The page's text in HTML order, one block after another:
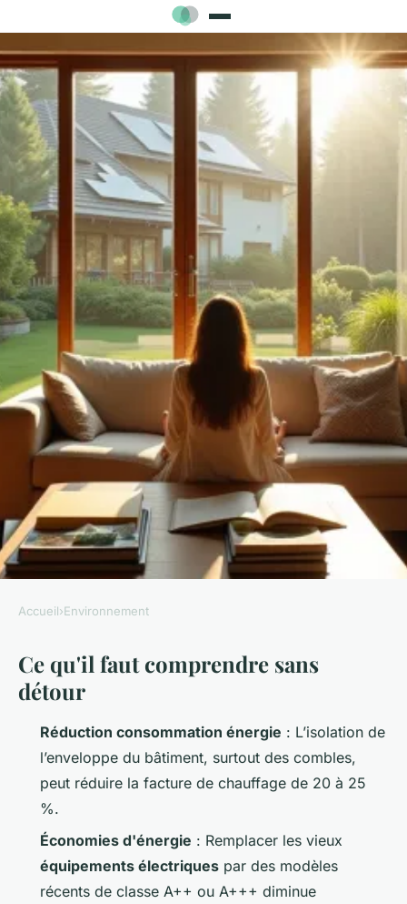
Vous voulez réduire vos
factures d'énergie ? Voici
comment faire
Joséphine • 25/06/2026 07:04 • 10 min de lecture
Accueil›Environnement
Ce qu'il faut comprendre sans
détour
Réduction consommation énergie : L’isolation de
l’enveloppe du bâtiment, surtout des combles,
peut réduire la facture de chauffage de 20 à 25
%.
Économies d'énergie : Remplacer les vieux
équipements électriques par des modèles
récents de classe A++ ou A+++ diminue